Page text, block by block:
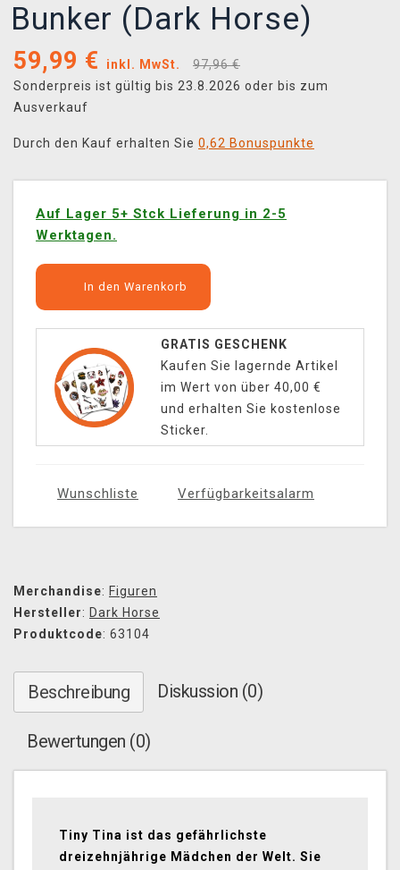
Bunker (Dark Horse)
59,99 € inkl. MwSt.
97,96 €
Sonderpreis ist gültig bis 23.8.2026 oder bis zum
Ausverkauf
Durch den Kauf erhalten Sie 0,62 Bonuspunkte
Auf Lager 5+ Stck Lieferung in 2-5
Werktagen.
In den Warenkorb
GRATIS GESCHENK
Kaufen Sie lagernde Artikel
im Wert von über 40,00 €
und erhalten Sie kostenlose
Sticker.
Wunschliste Verfügbarkeitsalarm
Merchandise: Figuren
Hersteller: Dark Horse
Produktcode: 63104
Beschreibung Diskussion (0)
Bewertungen (0)
Tiny Tina ist das gefährlichste
dreizehnjährige Mädchen der Welt. Sie